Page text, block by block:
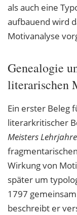
als auch eine
aufbauend wird
Motivanalyse
Genealogie
literarischen
Ein erster Beleg
literarkritischer
Meisters Lehrjahre
Wirkung von
später um
1797
beschreibt er